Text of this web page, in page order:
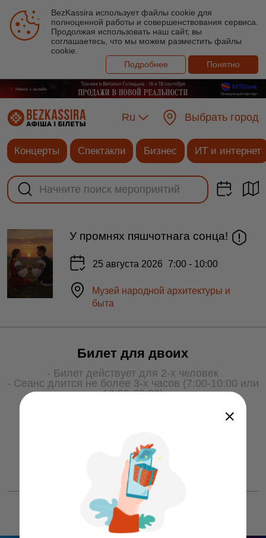
BezKassira использует файлы cookie для
полноценной работы и совершенствования сервиса.
Продолжая использовать наш сайт, вы
соглашаетесь, что мы можем разместить файлы
cookie.
Подробнее
Понятно
Ru Выбрать город
Концерты Спектакли Бизнес ИТ и интернет
У промнях пяшчотнага сонца!
25 августа 2026 7:00 - 10:00
Музей народной архитектуры и
быта
Билет для двоих
- Билет действует для 2-х человек
- Сеанс длится не более 3-х часов (7:00-10:00 или
19:00-22:00)